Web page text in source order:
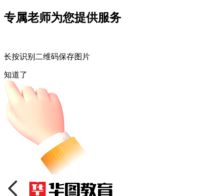
专属老师为您提供服务
长按识别二维码保存图片
知道了